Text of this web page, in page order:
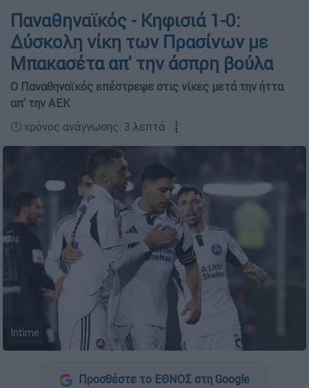
Παναθηναϊκός - Κηφισιά 1-0:
Δύσκολη νίκη των Πρασίνων με
Μπακασέτα απ' την άσπρη βούλα
O Παναθηναϊκός επέστρεψε στις νίκες μετά την ήττα
απ' την ΑΕΚ
🕛 χρόνος ανάγνωσης: 3 λεπτά ┋
Intime
Προσθέστε το ΕΘΝΟΣ στη Google